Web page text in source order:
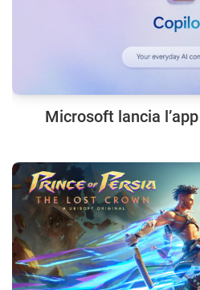
Microsoft lancia